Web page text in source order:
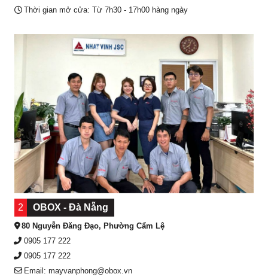
Thời gian mở cửa: Từ 7h30 - 17h00 hàng ngày
2 OBOX - Đà Nẵng
80 Nguyễn Đăng Đạo, Phường Cẩm Lệ
0905 177 222
0905 177 222
Email: mayvanphong@obox.vn